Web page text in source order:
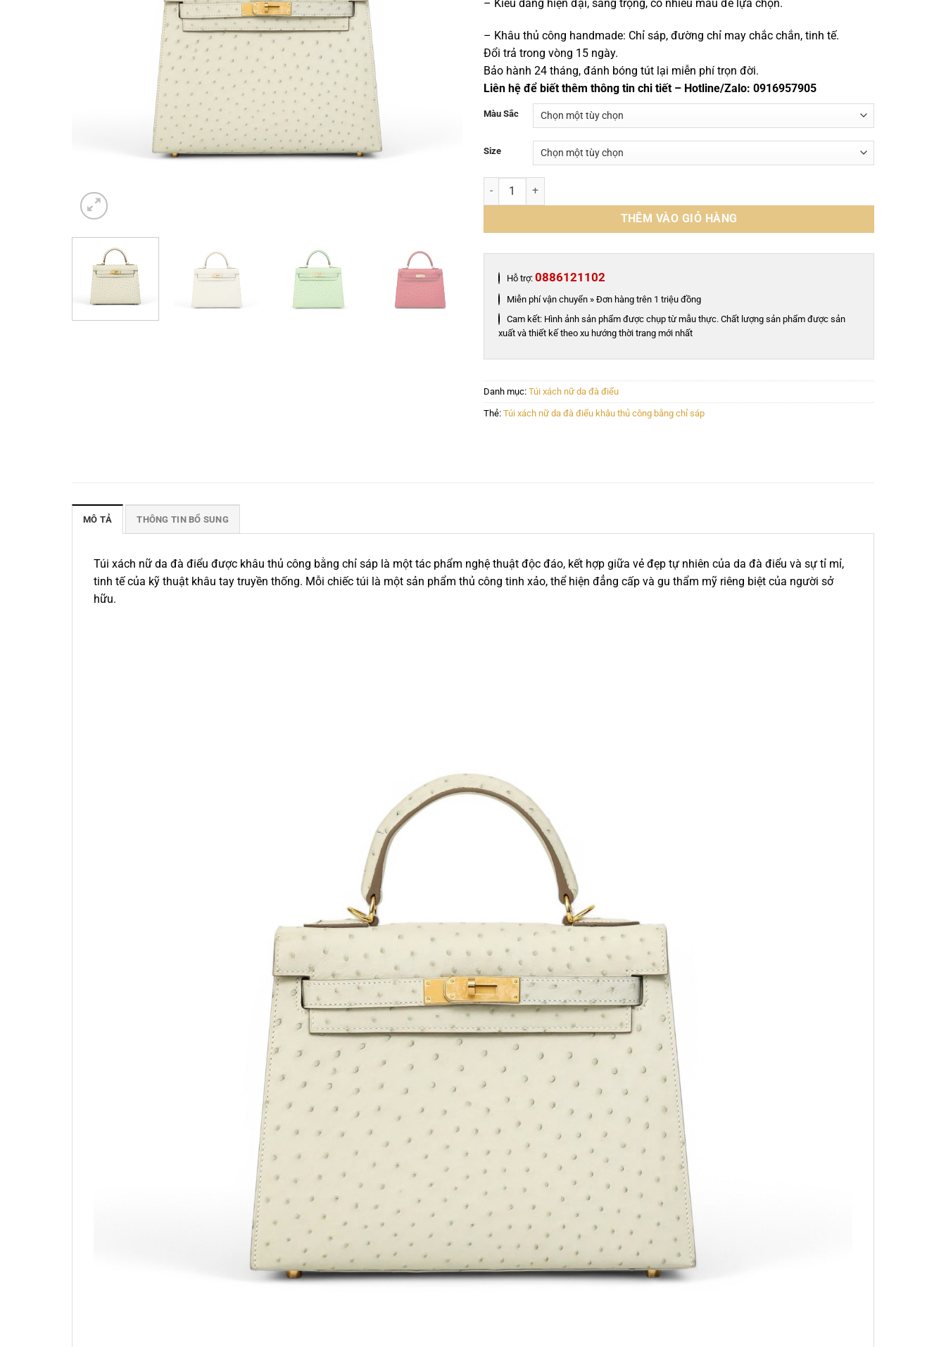
– Kiểu dáng hiện đại, sang trọng, có nhiều màu để lựa chọn.
– Khâu thủ công handmade: Chỉ sáp, đường chỉ may chắc chắn, tinh tế.
Đổi trả trong vòng 15 ngày.
Bảo hành 24 tháng, đánh bóng tút lại miễn phí trọn đời.
Liên hệ để biết thêm thông tin chi tiết – Hotline/Zalo: 0916957905
Màu Sắc
Size
Túi xách nữ da đà điểu khâu thủ công bằng chỉ sáp - TXF0225D số lượng
THÊM VÀO GIỎ HÀNG
Hỗ trợ: 0886121102
Miễn phí vận chuyển » Đơn hàng trên 1 triệu đồng
Cam kết: Hình ảnh sản phẩm được chụp từ mẫu thực. Chất lượng sản phẩm được sản
xuất và thiết kế theo xu hướng thời trang mới nhất
Danh mục: Túi xách nữ da đà điểu
Thẻ: Túi xách nữ da đà điểu khâu thủ công bằng chỉ sáp
MÔ TẢ THÔNG TIN BỔ SUNG
Túi xách nữ da đà điểu được khâu thủ công bằng chỉ sáp là một tác phẩm nghệ thuật độc đáo, kết hợp giữa vẻ đẹp tự nhiên của da đà điểu và sự tỉ mỉ,
tinh tế của kỹ thuật khâu tay truyền thống. Mỗi chiếc túi là một sản phẩm thủ công tinh xảo, thể hiện đẳng cấp và gu thẩm mỹ riêng biệt của người sở
hữu.